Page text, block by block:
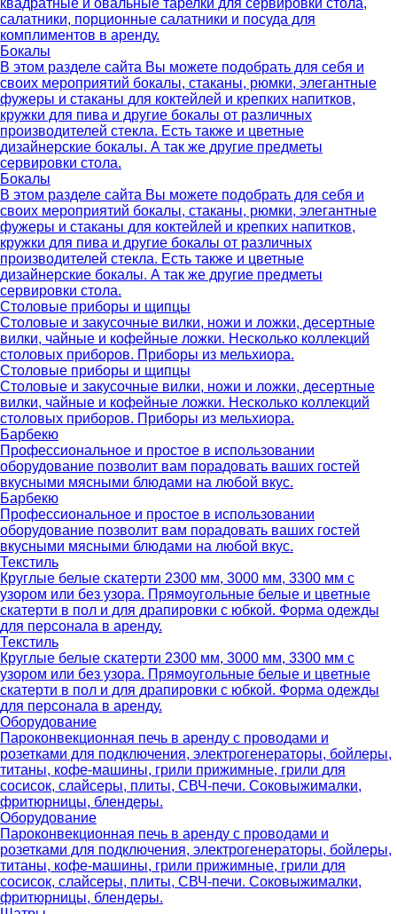
салатники, порционные салатники и посуда для
комплиментов в аренду.
Бокалы
В этом разделе сайта Вы можете подобрать для себя и
своих мероприятий бокалы, стаканы, рюмки, элегантные
фужеры и стаканы для коктейлей и крепких напитков,
кружки для пива и другие бокалы от различных
производителей стекла. Есть также и цветные
дизайнерские бокалы. А так же другие предметы
сервировки стола.
Бокалы
В этом разделе сайта Вы можете подобрать для себя и
своих мероприятий бокалы, стаканы, рюмки, элегантные
фужеры и стаканы для коктейлей и крепких напитков,
кружки для пива и другие бокалы от различных
производителей стекла. Есть также и цветные
дизайнерские бокалы. А так же другие предметы
сервировки стола.
Столовые приборы и щипцы
Столовые и закусочные вилки, ножи и ложки, десертные
вилки, чайные и кофейные ложки. Несколько коллекций
столовых приборов. Приборы из мельхиора.
Столовые приборы и щипцы
Столовые и закусочные вилки, ножи и ложки, десертные
вилки, чайные и кофейные ложки. Несколько коллекций
столовых приборов. Приборы из мельхиора.
Барбекю
Профессиональное и простое в использовании
оборудование позволит вам порадовать ваших гостей
вкусными мясными блюдами на любой вкус.
Барбекю
Профессиональное и простое в использовании
оборудование позволит вам порадовать ваших гостей
вкусными мясными блюдами на любой вкус.
Текстиль
Круглые белые скатерти 2300 мм, 3000 мм, 3300 мм с
узором или без узора. Прямоугольные белые и цветные
скатерти в пол и для драпировки с юбкой. Форма одежды
для персонала в аренду.
Текстиль
Круглые белые скатерти 2300 мм, 3000 мм, 3300 мм с
узором или без узора. Прямоугольные белые и цветные
скатерти в пол и для драпировки с юбкой. Форма одежды
для персонала в аренду.
Оборудование
Пароконвекционная печь в аренду с проводами и
розетками для подключения, электрогенераторы, бойлеры,
титаны, кофе-машины, грили прижимные, грили для
сосисок, слайсеры, плиты, СВЧ-печи. Соковыжималки,
фритюрницы, блендеры.
Оборудование
Пароконвекционная печь в аренду с проводами и
розетками для подключения, электрогенераторы, бойлеры,
титаны, кофе-машины, грили прижимные, грили для
сосисок, слайсеры, плиты, СВЧ-печи. Соковыжималки,
фритюрницы, блендеры.